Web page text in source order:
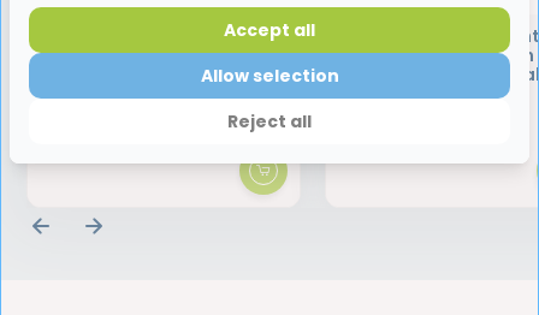
TePe Gingival Gel | 20 ml
TePe Angle
Ragers Roze 0,4 mm
stuks |
Reject all
Allow selection
Accept all